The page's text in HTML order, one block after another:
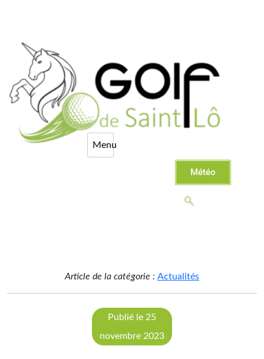
Météo
Article de la catégorie : Actualités
Publié le 25
novembre 2023